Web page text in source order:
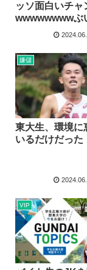
ッソ面白いチャ
wwwwwwwwぶ
嫌儲
東大生、環境に
いるだけだった
VIP